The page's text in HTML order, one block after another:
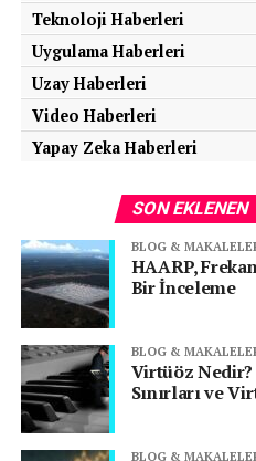
Teknoloji Haberleri
Uygulama Haberleri
Uzay Haberleri
Video Haberleri
Yapay Zeka Haberleri
SON EKLENEN
BLOG &
HAARP,
Bir İnceleme
BLOG &
Virtüöz Nedir?
Sınırları ve
BLOG &